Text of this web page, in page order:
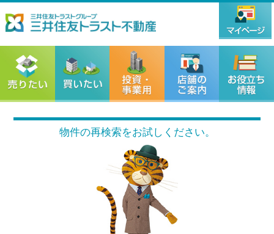
物件の再検索をお試しください。